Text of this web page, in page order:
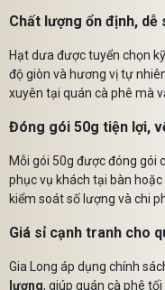
Chất lượng ổn định, dễ
Hạt dưa được tuyển chọn
độ giòn và hương vị tự
xuyên tại quán cà phê mà
Đóng gói 50g tiện lợi,
Mỗi gói 50g được đóng gói
phục vụ khách tại bàn
kiểm soát số lượng và chi
Giá sỉ cạnh tranh cho
Gia Long áp dụng chính
lượng, giúp quán cà phê